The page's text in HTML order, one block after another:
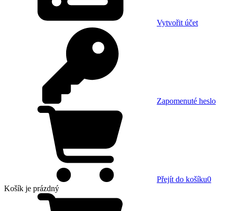
Vytvořit účet
Zapomenuté heslo
Přejít do košíku0
Košík je prázdný